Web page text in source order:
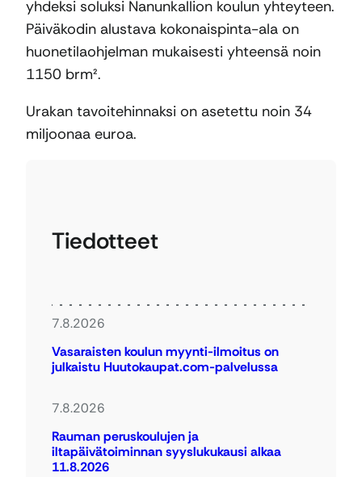
yhdeksi soluksi Nanunkallion koulun yhteyteen.
Päiväkodin alustava kokonaispinta-ala on
huonetilaohjelman mukaisesti yhteensä noin
1150 brm².
Urakan tavoitehinnaksi on asetettu noin 34
miljoonaa euroa.
Tiedotteet
7.8.2026
Vasaraisten koulun myynti-ilmoitus on
julkaistu Huutokaupat.com-palvelussa
7.8.2026
Rauman peruskoulujen ja
iltapäivätoiminnan syyslukukausi alkaa
11.8.2026